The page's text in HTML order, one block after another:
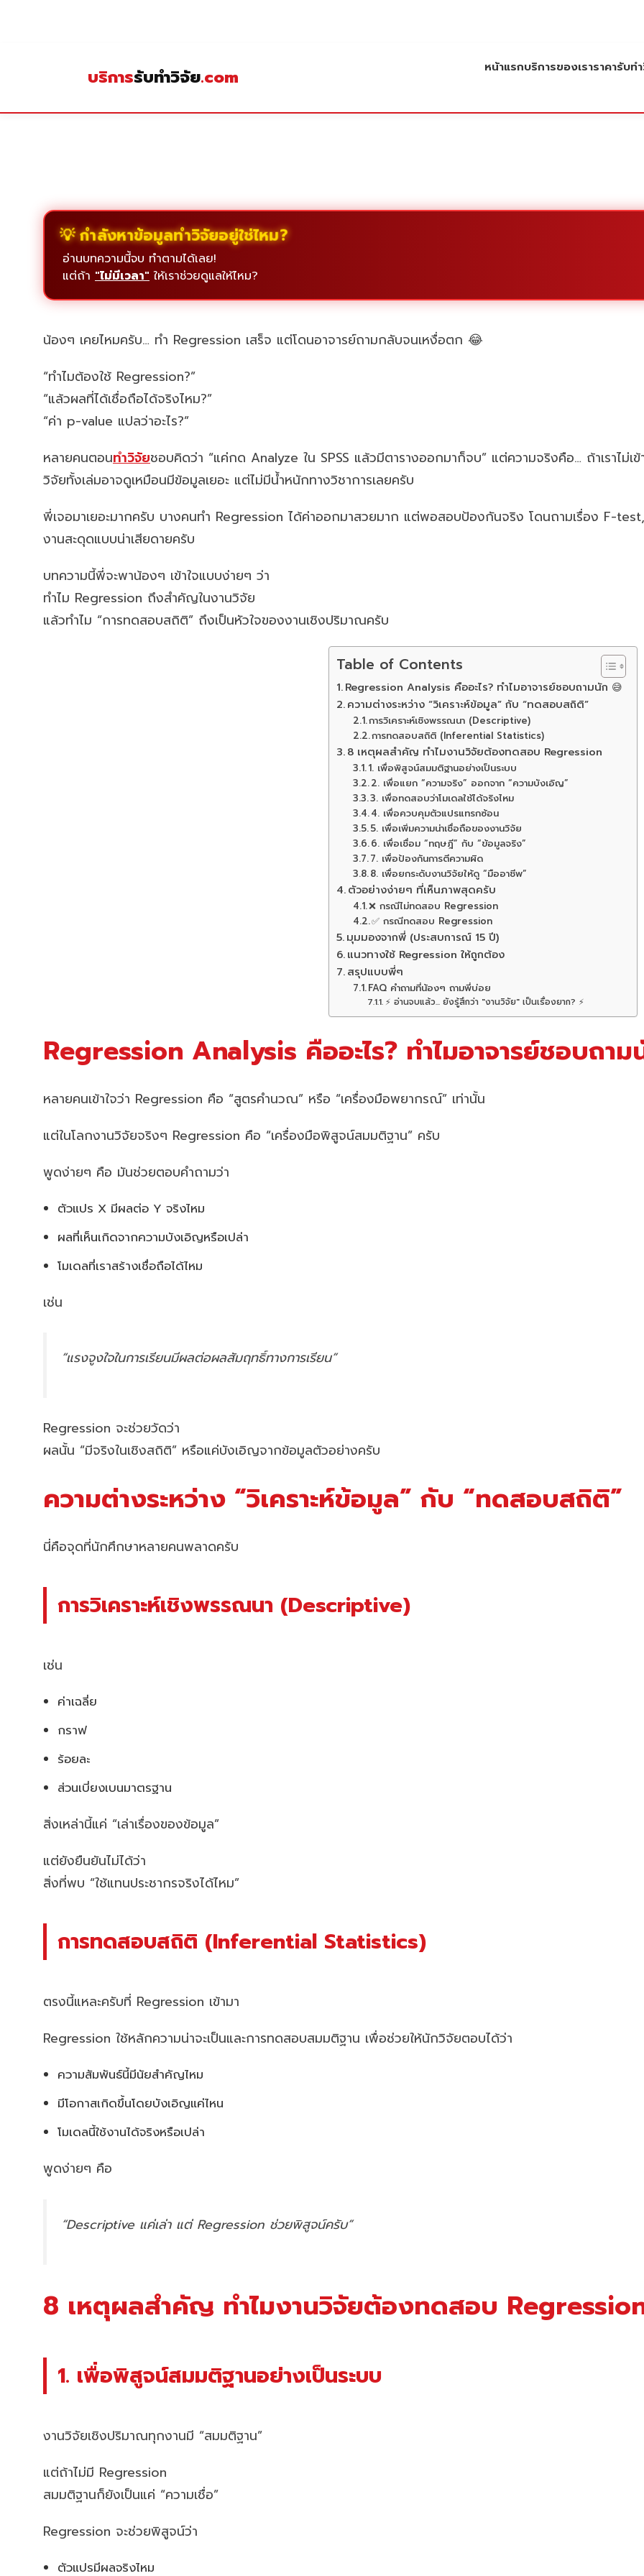
บริการรับทำวิจัย.com หน้าแรกบริการของเราราคารับท
💡 กำลังหาข้อมูลทำวิจัยอยู่ใช่ไหม?
อ่านบทความนี้จบ ทำตามได้เลย!
แต่ถ้า "ไม่มีเวลา" ให้เราช่วยดูแลให้ไหม?
น้องๆ เคยไหมครับ… ทำ Regression เสร็จ แต่โดนอาจารย์ถามกลับจนเหงื่อตก 😂
“ทำไมต้องใช้ Regression?”
“แล้วผลที่ได้เชื่อถือได้จริงไหม?”
“ค่า p-value แปลว่าอะไร?”
หลายคนตอนทำวิจัยชอบคิดว่า “แค่กด Analyze ใน SPSS แล้วมีตารางออกมาก็จบ” แต่ความจริงคือ… ถ้าเราไม่
วิจัยทั้งเล่มอาจดูเหมือนมีข้อมูลเยอะ แต่ไม่มีน้ำหนักทางวิชาการเลยครับ
พี่เจอมาเยอะมากครับ บางคนทำ Regression ได้ค่าออกมาสวยมาก แต่พอสอบป้องกันจริง โดนถามเรื่อง F-
งานสะดุดแบบน่าเสียดายครับ
บทความนี้พี่จะพาน้องๆ เข้าใจแบบง่ายๆ ว่า
ทำไม Regression ถึงสำคัญในงานวิจัย
แล้วทำไม “การทดสอบสถิติ” ถึงเป็นหัวใจของงานเชิงปริมาณครับ
Table of Contents
Regression Analysis คืออะไร? ทำไมอาจารย์ชอบถามนัก 😅
ความต่างระหว่าง “วิเคราะห์ข้อมูล” กับ “ทดสอบสถิติ”
การวิเคราะห์เชิงพรรณนา (Descriptive)
การทดสอบสถิติ (Inferential Statistics)
8 เหตุผลสำคัญ ทำไมงานวิจัยต้องทดสอบ Regression
1. เพื่อพิสูจน์สมมติฐานอย่างเป็นระบบ
2. เพื่อแยก “ความจริง” ออกจาก “ความบังเอิญ”
3. เพื่อทดสอบว่าโมเดลใช้ได้จริงไหม
4. เพื่อควบคุมตัวแปรแทรกซ้อน
5. เพื่อเพิ่มความน่าเชื่อถือของงานวิจัย
6. เพื่อเชื่อม “ทฤษฎี” กับ “ข้อมูลจริง”
7. เพื่อป้องกันการตีความผิด
8. เพื่อยกระดับงานวิจัยให้ดู “มืออาชีพ”
ตัวอย่างง่ายๆ ที่เห็นภาพสุดครับ
❌ กรณีไม่ทดสอบ Regression
✅ กรณีทดสอบ Regression
มุมมองจากพี่ (ประสบการณ์ 15 ปี)
แนวทางใช้ Regression ให้ถูกต้อง
สรุปแบบพี่ๆ
FAQ คำถามที่น้องๆ ถามพี่บ่อย
⚡ อ่านจบแล้ว... ยังรู้สึกว่า "งานวิจัย" เป็นเรื่องยาก? ⚡
Regression Analysis คืออะไร? ทำไมอาจารย์ชอบถา
หลายคนเข้าใจว่า Regression คือ “สูตรคำนวณ” หรือ “เครื่องมือพยากรณ์” เท่านั้น
แต่ในโลกงานวิจัยจริงๆ Regression คือ “เครื่องมือพิสูจน์สมมติฐาน” ครับ
พูดง่ายๆ คือ มันช่วยตอบคำถามว่า
ตัวแปร X มีผลต่อ Y จริงไหม
ผลที่เห็นเกิดจากความบังเอิญหรือเปล่า
โมเดลที่เราสร้างเชื่อถือได้ไหม
เช่น
“แรงจูงใจในการเรียนมีผลต่อผลสัมฤทธิ์ทางการเรียน”
Regression จะช่วยวัดว่า
ผลนั้น “มีจริงในเชิงสถิติ” หรือแค่บังเอิญจากข้อมูลตัวอย่างครับ
ความต่างระหว่าง “วิเคราะห์ข้อมูล” กับ “ทดสอบสถิติ”
นี่คือจุดที่นักศึกษาหลายคนพลาดครับ
การวิเคราะห์เชิงพรรณนา (Descriptive)
เช่น
ค่าเฉลี่ย
กราฟ
ร้อยละ
ส่วนเบี่ยงเบนมาตรฐาน
สิ่งเหล่านี้แค่ “เล่าเรื่องของข้อมูล”
แต่ยังยืนยันไม่ได้ว่า
สิ่งที่พบ “ใช้แทนประชากรจริงได้ไหม”
การทดสอบสถิติ (Inferential Statistics)
ตรงนี้แหละครับที่ Regression เข้ามา
Regression ใช้หลักความน่าจะเป็นและการทดสอบสมมติฐาน เพื่อช่วยให้นักวิจัยตอบได้ว่า
ความสัมพันธ์นี้มีนัยสำคัญไหม
มีโอกาสเกิดขึ้นโดยบังเอิญแค่ไหน
โมเดลนี้ใช้งานได้จริงหรือเปล่า
พูดง่ายๆ คือ
“Descriptive แค่เล่า แต่ Regression ช่วยพิสูจน์ครับ”
8 เหตุผลสำคัญ ทำไมงานวิจัยต้องทดสอบ
1. เพื่อพิสูจน์สมมติฐานอย่างเป็นระบบ
งานวิจัยเชิงปริมาณทุกงานมี “สมมติฐาน”
แต่ถ้าไม่มี Regression
สมมติฐานก็ยังเป็นแค่ “ความเชื่อ”
Regression จะช่วยพิสูจน์ว่า
ตัวแปรมีผลจริงไหม